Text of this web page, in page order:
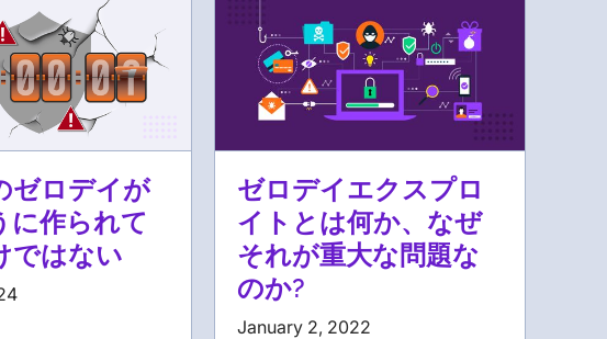
ゼロデイが
に作られて
ではない
ゼロデイエクスプロ
イトとは何か、なぜ
それが重大な問題な
のか?
January 2, 2022